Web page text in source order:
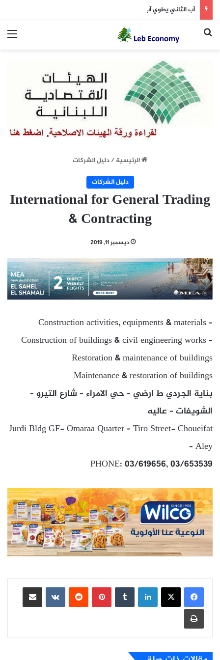
آب الثاني يطوي آب الأول (نداء الوطن 7 آب)
بحث عن
الرئيسية/دليل الشركات
دليل الشركات
International for General Trading
& Contracting
ديسمبر 11, 2019
Construction activities, equipments & materials –
Construction of buildings & civil engineering works –
Restoration & maintenance of buildings
Maintenance & restoration of buildings
بناية الجردي ط ارضي – حي الامراء – شارع التيرو –
الشويفات – عاليه
Jurdi Bldg GF- Omaraa Quarter – Tiro Street- Choueifat
– Aley
PHONE: 03/619656, 03/653539
لينكدإن بينتيريست
مشاركة عبر البريد
طباعة